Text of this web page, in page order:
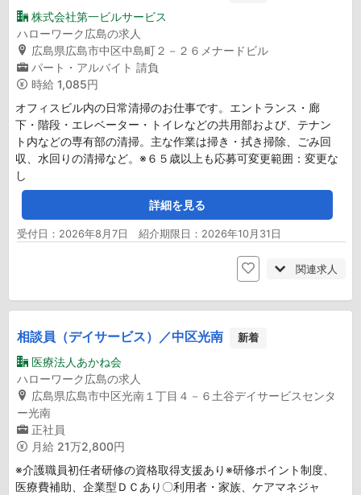
株式会社第一ビルサービス
ハローワーク広島の求人
広島県広島市中区中島町２－２６メナードビル
パート・アルバイト 請負
時給 1,085円
オフィスビル内の日常清掃のお仕事です。エントランス・廊
下・階段・エレベーター・トイレなどの共用部および、テナン
ト内などの専有部の清掃。主な作業は掃き・拭き掃除、ごみ回
収、水回りの清掃など。※６５歳以上も応募可変更範囲：変更な
し
詳細を見る
受付日：2026年8月7日 紹介期限日：2026年10月31日
関連求人
相談員（デイサービス）／中区光南 新着
医療法人あかね会
ハローワーク広島の求人
広島県広島市中区光南１丁目４－６土谷デイサービスセンタ
ー光南
正社員
月給 21万2,800円
※介護職員初任者研修の資格取得支援あり※研修ポイント制度、
医療費補助、企業型ＤＣあり〇利用者・家族、ケアマネジャ